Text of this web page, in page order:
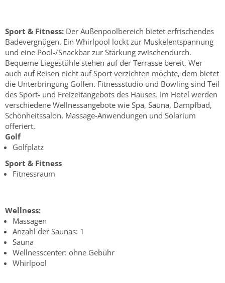
Sport & Fitness: Der Außenpoolbereich bietet erfrischendes
Badevergnügen. Ein Whirlpool lockt zur Muskelentspannung
und eine Pool-/Snackbar zur Stärkung zwischendurch.
Bequeme Liegestühle stehen auf der Terrasse bereit. Wer
auch auf Reisen nicht auf Sport verzichten möchte, dem bietet
die Unterbringung Golfen. Fitnessstudio und Bowling sind Teil
des Sport- und Freizeitangebots des Hauses. Im Hotel werden
verschiedene Wellnessangebote wie Spa, Sauna, Dampfbad,
Schönheitssalon, Massage-Anwendungen und Solarium
offeriert.
Golf
Golfplatz
Sport & Fitness
Fitnessraum
Wellness:
Massagen
Anzahl der Saunas: 1
Sauna
Wellnesscenter: ohne Gebühr
Whirlpool